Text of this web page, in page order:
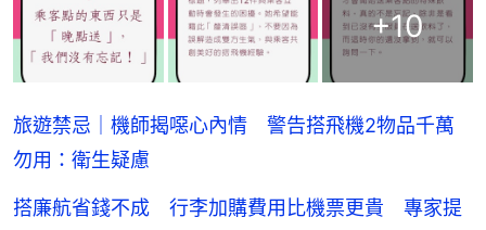
+10
旅遊禁忌｜機師揭噁心內情 警告搭飛機2物品千萬
勿用：衛生疑慮
搭廉航省錢不成 行李加購費用比機票更貴 專家提